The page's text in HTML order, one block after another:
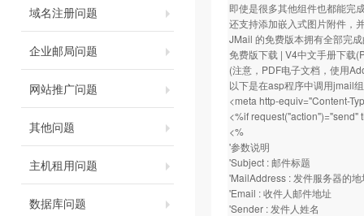
域名注册问题
企业邮局问题
网站推广问题
其他问题
主机租用问题
数据库问题
即使是很多其他组件也都能完
还支持添加嵌入式图片附件，
JMail 的免费版本拥有全部完
免费版下载 | V4中文手册下载
(注意，PDF电子文档，使用
以下是在asp程序中调用jmail
<meta http-equiv="Content-
<%if request("action")="send"
<%
'参数说明
'Subject : 邮件标题
'MailAddress : 发件服务器的
'Email : 收件人邮件地址
'Sender : 发件人姓名